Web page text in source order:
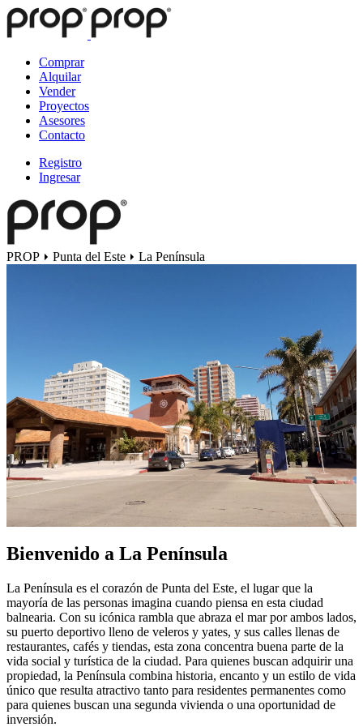
Comprar
Alquilar
Vender
Proyectos
Asesores
Contacto
Registro
Ingresar
PROP Punta del Este La Península
Bienvenido a La Península
La Península es el corazón de Punta del Este, el lugar que la
mayoría de las personas imagina cuando piensa en esta ciudad
balnearia. Con su icónica rambla que abraza el mar por ambos lados,
su puerto deportivo lleno de veleros y yates, y sus calles llenas de
restaurantes, cafés y tiendas, esta zona concentra buena parte de la
vida social y turística de la ciudad. Para quienes buscan adquirir una
propiedad, la Península combina historia, encanto y un estilo de vida
único que resulta atractivo tanto para residentes permanentes como
para quienes buscan una segunda vivienda o una oportunidad de
inversión.